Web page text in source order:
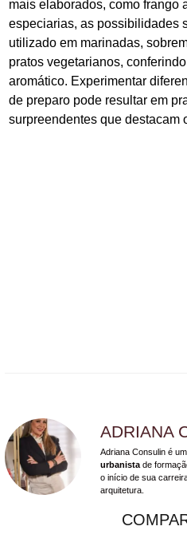
mais elaborados, como frango
especiarias, as possibilidades
utilizado em marinadas,
pratos vegetarianos,
aromático. Experimentar
de preparo pode resultar em
surpreendentes que destacam
ADRIANA
Adriana Consulin é
urbanista de
o início de sua
arquitetura.